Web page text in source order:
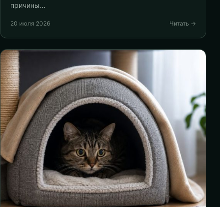
причины…
20 июля 2026 Читать →